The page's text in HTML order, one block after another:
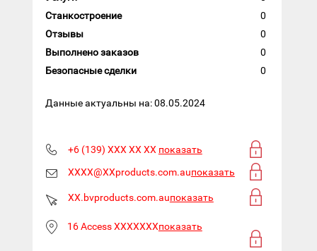
Станкостроение
0
Отзывы
0
Выполнено заказов
0
Безопасные сделки
0
Данные актуальны на: 08.05.2024
+6 (139) XXX XX XX показать
XXXX@XXproducts.com.auпоказать
XX.bvproducts.com.auпоказать
16 Access XXXXXXXпоказать